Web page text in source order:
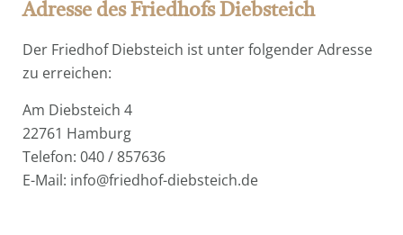
Adresse des FriedhofsDiebsteich
Der Friedhof Diebsteich ist unter folgender Adresse
zu erreichen:
Am Diebsteich 4
22761 Hamburg
Telefon: 040 / 857636
E-Mail: info@friedhof-diebsteich.de